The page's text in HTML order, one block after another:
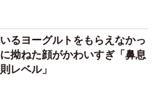
」「完全に親子」と反響
、3時間おきの壮絶な介護を